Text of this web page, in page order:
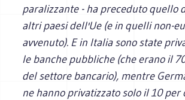
paralizzante - ha preceduto quello
altri paesi dell'Ue (e in quelli non-
avvenuto). E in Italia sono state
le banche pubbliche (che erano il
del settore bancario), mentre
ne hanno privatizzato solo il 10 per